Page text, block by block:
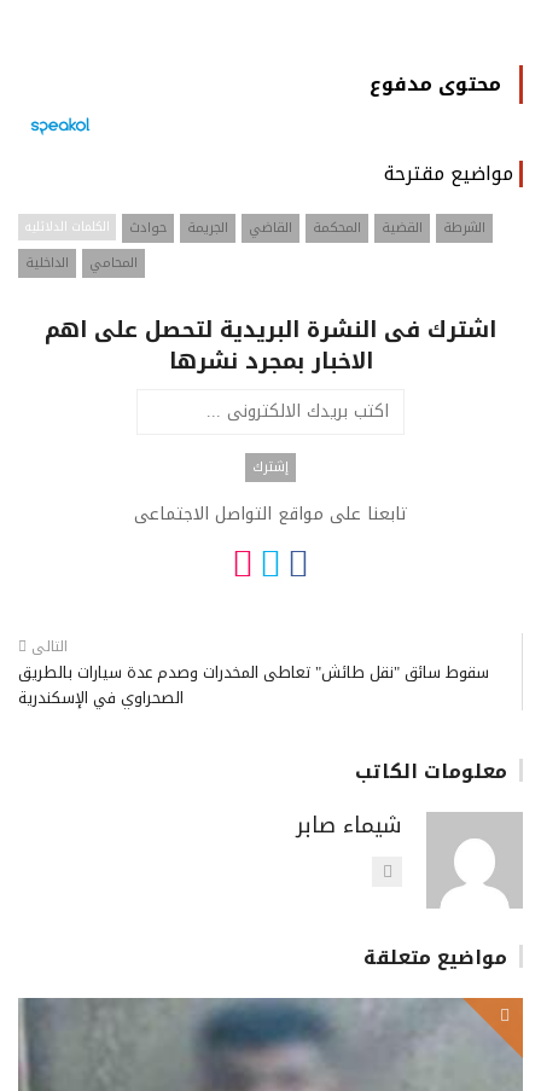
محتوى مدفوع
مواضيع مقترحة
الكلمات الدلائليه حوادث الجريمة القاضي المحكمة القضية
الشرطة
الداخلية
المحامي
اشترك فى النشرة البريدية لتحصل على اهم
الاخبار بمجرد نشرها
تابعنا على مواقع التواصل الاجتماعى
التالى
سقوط سائق "نقل طائش" تعاطى المخدرات وصدم عدة سيارات بالطريق
الصحراوي في الإسكندرية
معلومات الكاتب
شيماء صابر
مواضيع متعلقة